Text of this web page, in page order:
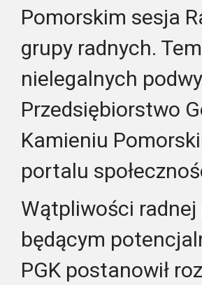
Pomorskim sesja
grupy radnych.
nielegalnych
Przedsiębiorstwo
Kamieniu
portalu
Wątpliwości
będącym
PGK postanowił